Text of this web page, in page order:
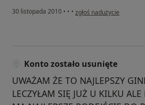
30 listopada 2010 • • • w opinii użytkownika
zgłoś nadużycie
Konto zostało usunięte
UWAŻAM ŻE TO NAJLEPSZY
LECZYŁAM SIĘ JUŻ U KILKU